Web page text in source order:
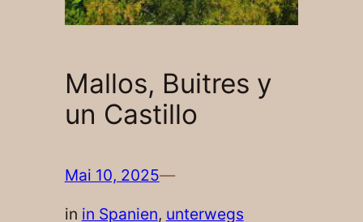
Mallos, Buitres y
un Castillo
Mai 10, 2025—
in in Spanien, unterwegs